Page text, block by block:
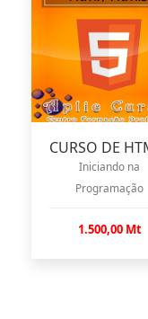
Iniciando na
Programação
1.500,00 Mt